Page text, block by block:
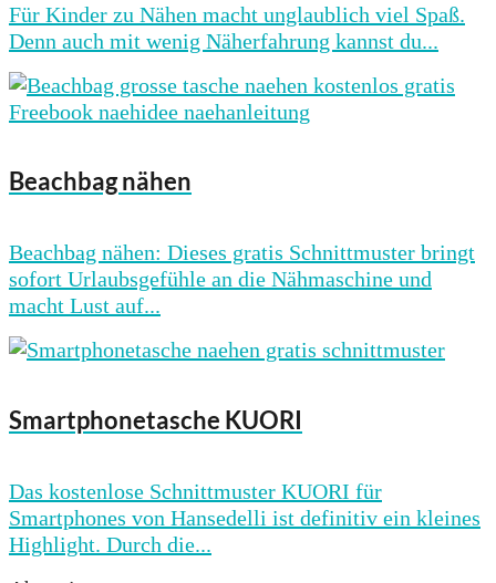
Für Kinder zu Nähen macht unglaublich viel Spaß.
Denn auch mit wenig Näherfahrung kannst du...
Beachbag nähen
Beachbag nähen: Dieses gratis Schnittmuster bringt
sofort Urlaubsgefühle an die Nähmaschine und
macht Lust auf...
Smartphonetasche KUORI
Das kostenlose Schnittmuster KUORI für
Smartphones von Hansedelli ist definitiv ein kleines
Highlight. Durch die...